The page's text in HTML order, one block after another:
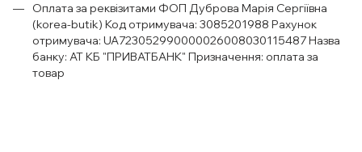
Оплата за реквізитами ФОП Дуброва Марія Сергіївна
(korea-butik) Код отримувача: 3085201988 Рахунок
отримувача: UA723052990000026008030115487 Назва
банку: АТ КБ "ПРИВАТБАНК" Призначення: оплата за
товар